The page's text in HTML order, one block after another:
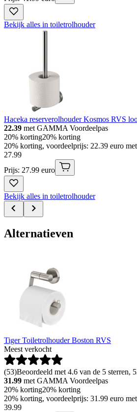
Bekijk alles in toiletrolhouder
Haceka reserverolhouder Kosmos RVS
22.39 met GAMMA Voordeelpas
20% korting20% korting
20% korting, voordeelprijs: 22.39 euro
27.99
Prijs: 27.99 euro
Bekijk alles in toiletrolhouder
Alternatieven
Tiger Toiletrolhouder Boston RVS
Meest verkocht
(53)Beoordeeld met 4.6 van de 5 sterren,
31.99 met GAMMA Voordeelpas
20% korting20% korting
20% korting, voordeelprijs: 31.99 euro
39.99